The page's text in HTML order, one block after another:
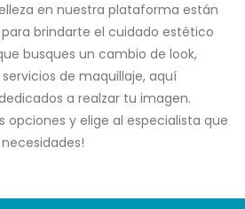
en nuestra plataforma están
brindarte el cuidado estético
busques un cambio de look,
de maquillaje, aquí
a realzar tu imagen.
opciones y elige al especialista que